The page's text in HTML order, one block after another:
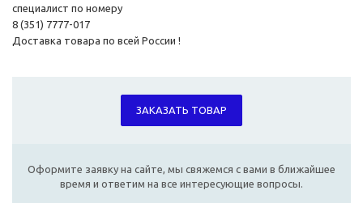
специалист по номеру
8 (351) 7777-017
Доставка товара по всей России !
ЗАКАЗАТЬ ТОВАР
Оформите заявку на сайте, мы свяжемся с вами в ближайшее
время и ответим на все интересующие вопросы.